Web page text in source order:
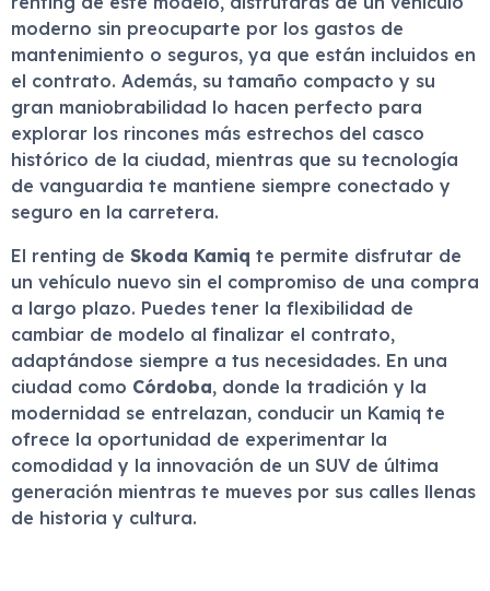
moderno sin preocuparte por los gastos de
mantenimiento o seguros, ya que están incluidos en
el contrato. Además, su tamaño compacto y su
gran maniobrabilidad lo hacen perfecto para
explorar los rincones más estrechos del casco
histórico de la ciudad, mientras que su tecnología
de vanguardia te mantiene siempre conectado y
seguro en la carretera.
El renting de Skoda Kamiq te permite disfrutar de
un vehículo nuevo sin el compromiso de una compra
a largo plazo. Puedes tener la flexibilidad de
cambiar de modelo al finalizar el contrato,
adaptándose siempre a tus necesidades. En una
ciudad como Córdoba, donde la tradición y la
modernidad se entrelazan, conducir un Kamiq te
ofrece la oportunidad de experimentar la
comodidad y la innovación de un SUV de última
generación mientras te mueves por sus calles llenas
de historia y cultura.